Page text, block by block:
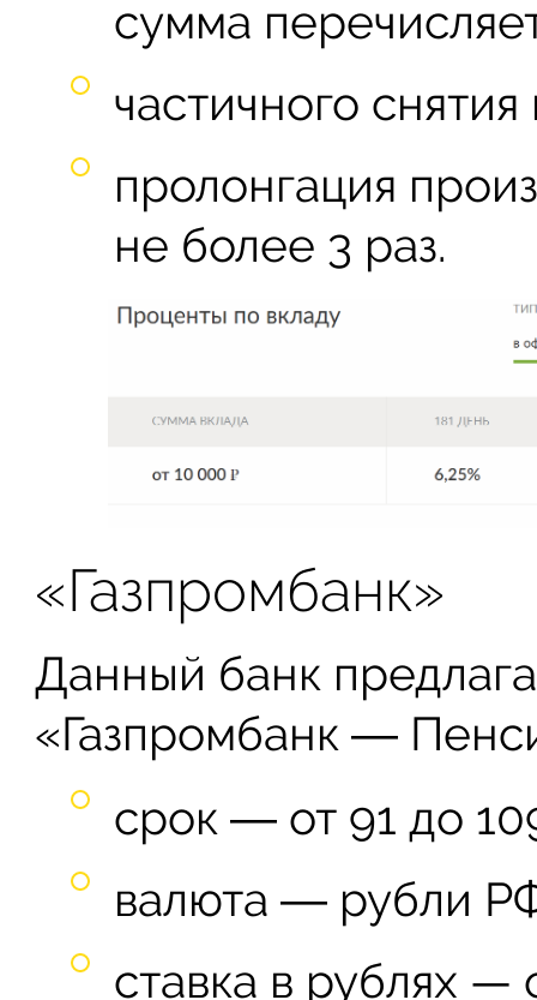
сумма
частичного
пролонгация
не более 3 раз.
«Газпромбанк»
Данный банк
«Газпромбанк ―
срок ― от 91 до
валюта ― рубли
ставка в рублях —